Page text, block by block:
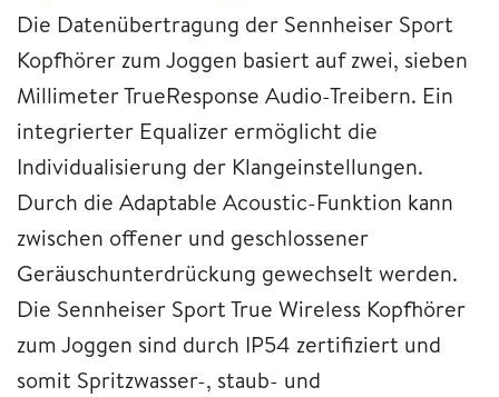
Die Datenübertragung der Sennheiser Sport
Kopfhörer zum Joggen basiert auf zwei, sieben
Millimeter TrueResponse Audio-Treibern. Ein
integrierter Equalizer ermöglicht die
Individualisierung der Klangeinstellungen.
Durch die Adaptable Acoustic-Funktion kann
zwischen offener und geschlossener
Geräuschunterdrückung gewechselt werden.
Die Sennheiser Sport True Wireless Kopfhörer
zum Joggen sind durch IP54 zertifiziert und
somit Spritzwasser-, staub- und